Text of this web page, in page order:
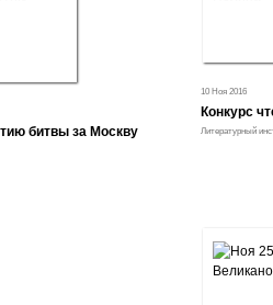
битвы за Москву
10 Ноя 2016
Конкурс
Литературный